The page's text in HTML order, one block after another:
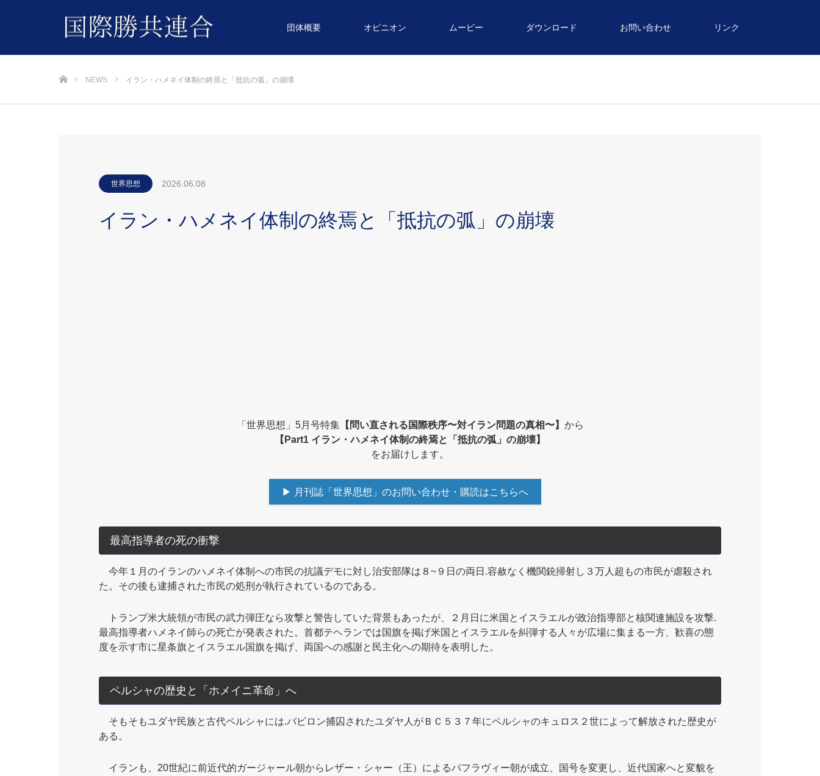
団体概要 オピニオン ムービー ダウンロード お問い合わせ リンク
NEWS イラン・ハメネイ体制の終焉と「抵抗の弧」の崩壊
世界思想 2026.06.08
イラン・ハメネイ体制の終焉と「抵抗の弧」の崩壊
「世界思想」5月号特集【問い直される国際秩序〜対イラン問題の真相〜】 から
【Part1 イラン・ハメネイ体制の終焉と「抵抗の弧」の崩壊】
をお届けします。
▶ 月刊誌「世界思想」のお問い合わせ・購読はこちらへ
最高指導者の死の衝撃
今年１月のイランのハメネイ体制への市民の抗議デモに対し治安部隊は８~９日の両日.容赦なく機関銃掃射し３万人超もの市民が虐殺され
た。その後も逮捕された市民の処刑が執行されているのである。
トランプ米大統領が市民の武力弾圧なら攻撃と警告していた背景もあったが、２月日に米国とイスラエルが政治指導部と核関連施設を攻撃.
最高指導者ハメネイ師らの死亡が発表された。首都テヘランでは国旗を掲げ米国とイスラエルを糾弾する人々が広場に集まる一方、歓喜の態
度を示す市に星条旗とイスラエル国旗を掲げ、両国への感謝と民主化への期待を表明した。
ペルシャの歴史と「ホメイニ革命」へ
そもそもユダヤ民族と古代ペルシャには.バビロン捕囚されたユダヤ人がＢＣ５３７年にペルシャのキュロス２世によって解放された歴史が
ある。
イランも、20世紀に前近代的ガージャール朝からレザー・シャー（王）によるパフラヴィー朝が成立、国号を変更し、近代国家へと変貌を